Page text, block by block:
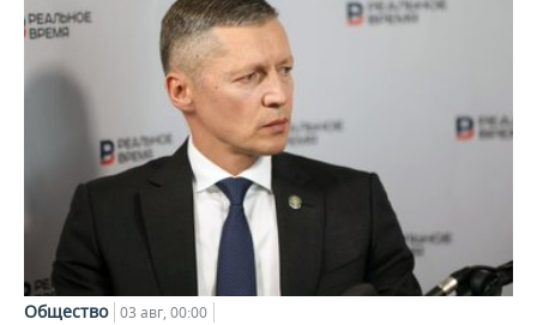
Общество 03 авг, 00:00